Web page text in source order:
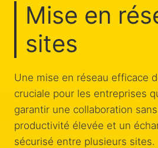
Mise en
sites
Une mise en réseau efficace
cruciale pour les entreprises
garantir une collaboration
productivité élevée et un
sécurisé entre plusieurs sites.